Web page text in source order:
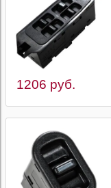
1206 руб.